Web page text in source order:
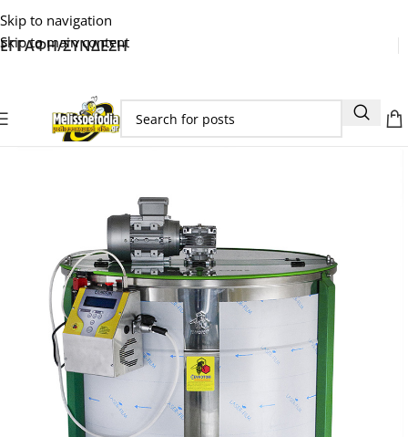
Skip to navigation
Skip to main content
ΕΓΓΑΦΗ/ΣΥΝΔΕΣΗ